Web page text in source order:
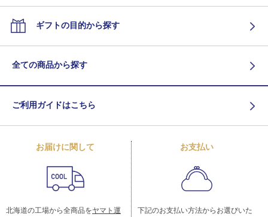
ギフトの目的から探す
全ての商品から探す
ご利用ガイドはこちら
お届けに関して
北海道の工場から全商品をヤマト運
お支払い
下記のお支払い方法からお選びいた